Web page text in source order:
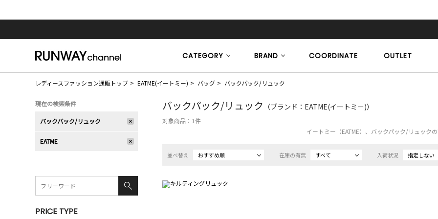
CATEGORY BRAND COORDINATE OUTLET
レディースファッション通販トップ EATME(イートミー) バッグ バックパック/リュック
バックパック/リュック （ブランド：EATME(イートミー)）
対象商品： 1件
イートミー（EATME）、バックパック/リュック
並べ替え おすすめ順 在庫の有無 すべて 入荷状況 指定しない
現在の検索条件
バックパック/リュック
EATME
PRICE TYPE